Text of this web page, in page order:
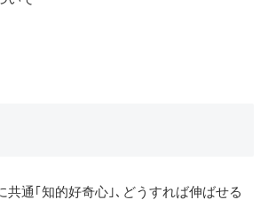
共通｢知的好奇心｣､どうすれば伸ばせる